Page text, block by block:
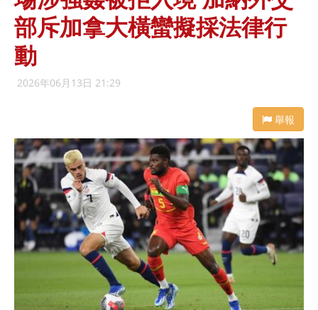
部斥加拿大橫蠻擬採法律行
動
2026年06月13日 21:29
舉報